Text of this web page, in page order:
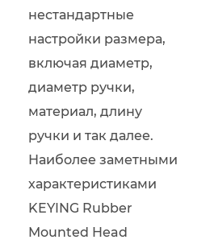
нестандартные
настройки размера,
включая диаметр,
диаметр ручки,
материал, длину
ручки и так далее.
Наиболее заметными
характеристиками
KEYING Rubber
Mounted Head